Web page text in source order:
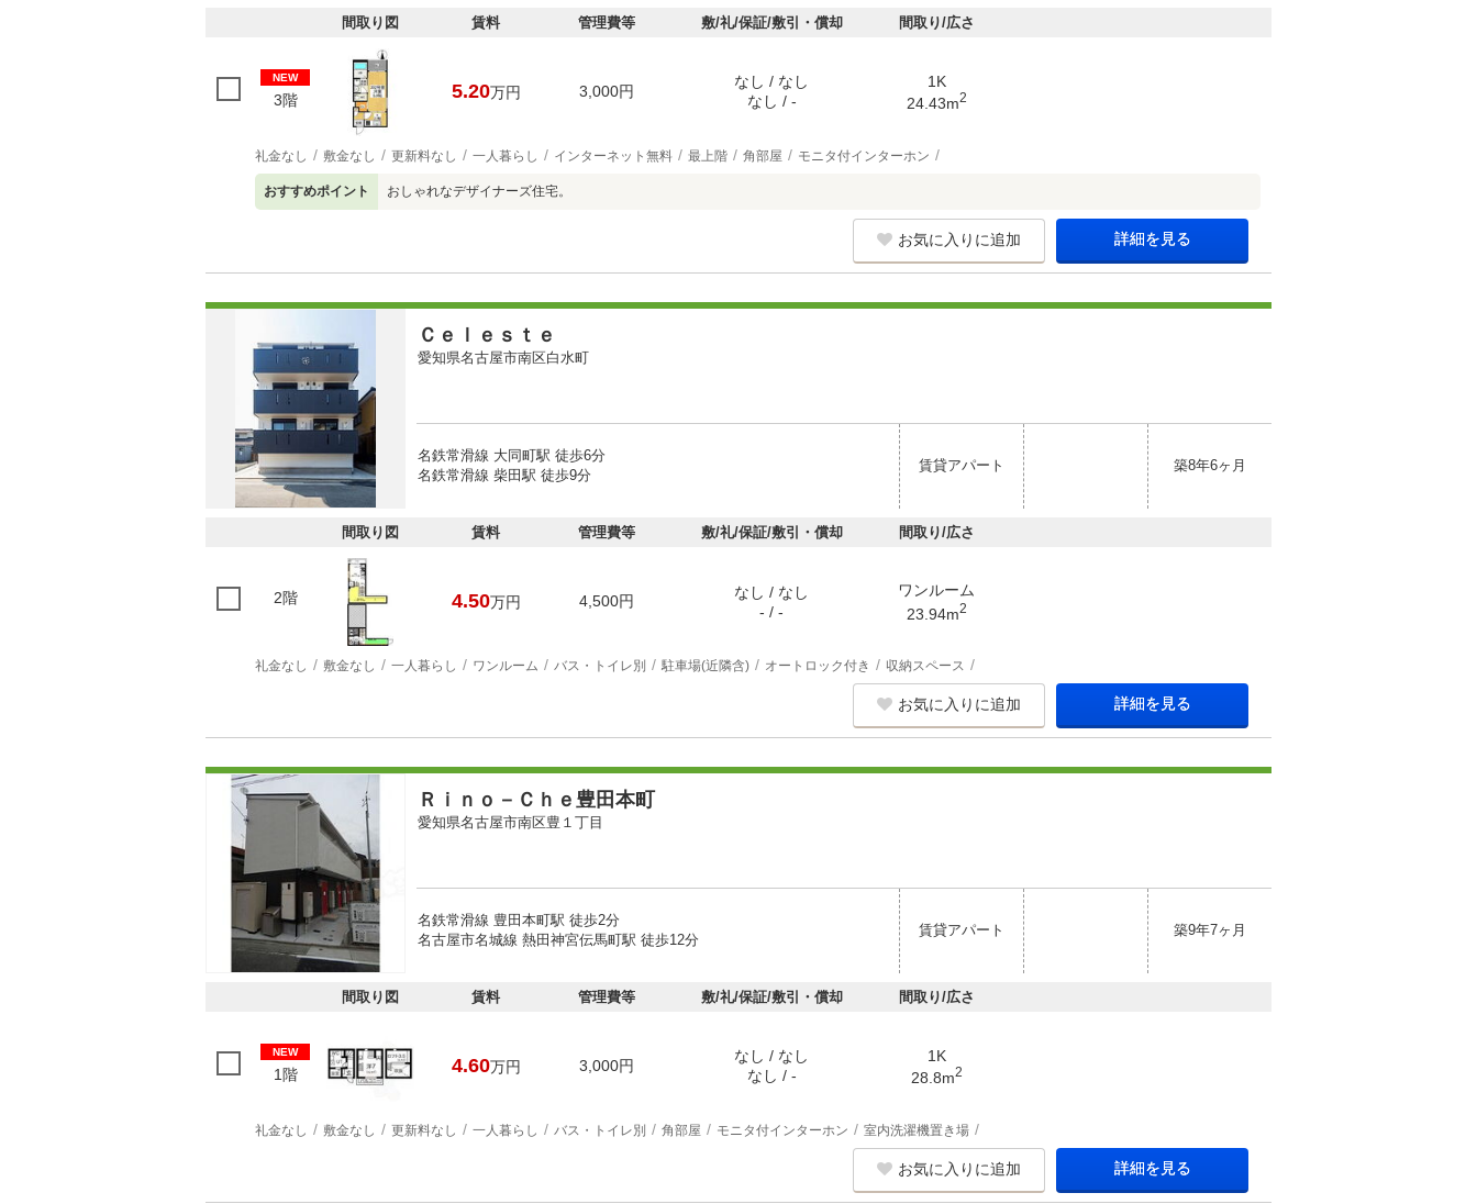
間取り図 賃料 管理費等 敷/礼/保証/敷引・償却 間取り/広さ
NEW
3階 5.20万円 3,000円
なし / なし
なし / -
1K
24.43m2
礼金なし 敷金なし 更新料なし 一人暮らし インターネット無料 最上階 角部屋 モニタ付インターホン
おすすめポイント おしゃれなデザイナーズ住宅。
お気に入りに追加 詳細を見る
Ｃｅｌｅｓｔｅ
愛知県名古屋市南区白水町
名鉄常滑線 大同町駅 徒歩6分
名鉄常滑線 柴田駅 徒歩9分
賃貸アパート 築8年6ヶ月
間取り図 賃料 管理費等 敷/礼/保証/敷引・償却 間取り/広さ
2階 4.50万円 4,500円
なし / なし
- / -
ワンルーム
23.94m2
礼金なし 敷金なし 一人暮らし ワンルーム バス・トイレ別 駐車場(近隣含) オートロック付き 収納スペース
お気に入りに追加 詳細を見る
Ｒｉｎｏ－Ｃｈｅ豊田本町
愛知県名古屋市南区豊１丁目
名鉄常滑線 豊田本町駅 徒歩2分
名古屋市名城線 熱田神宮伝馬町駅 徒歩12分
賃貸アパート 築9年7ヶ月
間取り図 賃料 管理費等 敷/礼/保証/敷引・償却 間取り/広さ
NEW
1階 4.60万円 3,000円
なし / なし
なし / -
1K
28.8m2
礼金なし 敷金なし 更新料なし 一人暮らし バス・トイレ別 角部屋 モニタ付インターホン 室内洗濯機置き場
お気に入りに追加 詳細を見る